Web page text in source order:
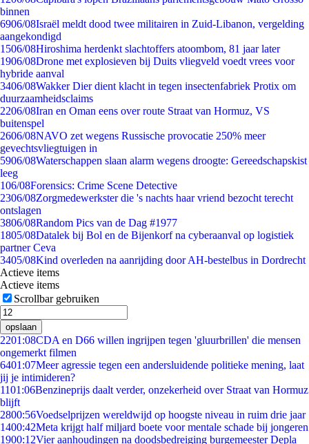
binnen
6906/08Israël meldt dood twee militairen in Zuid-Libanon, vergelding
aangekondigd
1506/08Hiroshima herdenkt slachtoffers atoombom, 81 jaar later
1906/08Drone met explosieven bij Duits vliegveld voedt vrees voor
hybride aanval
3406/08Wakker Dier dient klacht in tegen insectenfabriek Protix om
duurzaamheidsclaims
2206/08Iran en Oman eens over route Straat van Hormuz, VS
buitenspel
2606/08NAVO zet wegens Russische provocatie 250% meer
gevechtsvliegtuigen in
5906/08Waterschappen slaan alarm wegens droogte: Gereedschapskist
leeg
106/08Forensics: Crime Scene Detective
2306/08Zorgmedewerkster die 's nachts haar vriend bezocht terecht
ontslagen
3806/08Random Pics van de Dag #1977
1805/08Datalek bij Bol en de Bijenkorf na cyberaanval op logistiek
partner Ceva
3405/08Kind overleden na aanrijding door AH-bestelbus in Dordrecht
Actieve items
Actieve items
Scrollbar gebruiken
opslaan
2201:08CDA en D66 willen ingrijpen tegen 'gluurbrillen' die mensen
ongemerkt filmen
6401:07Meer agressie tegen een andersluidende politieke mening, laat
jij je intimideren?
1101:06Benzineprijs daalt verder, onzekerheid over Straat van Hormuz
blijft
2800:56Voedselprijzen wereldwijd op hoogste niveau in ruim drie jaar
1400:42Meta krijgt half miljard boete voor mentale schade bij jongeren
1900:12Vier aanhoudingen na doodsbedreiging burgemeester Depla